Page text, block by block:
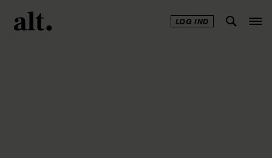
LOG IND